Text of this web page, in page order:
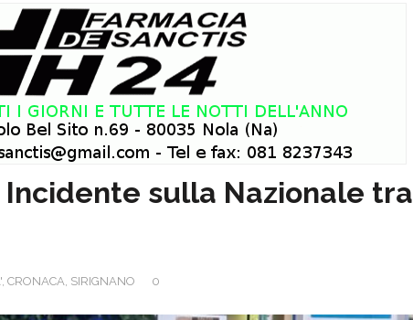
Incidente sulla Nazionale tra
, CRONACA, SIRIGNANO 0